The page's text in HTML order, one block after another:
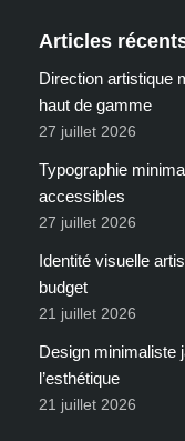
Articles
Direction artistique
haut de gamme
27 juillet 2026
Typographie
accessibles
27 juillet 2026
Identité visuelle
budget
21 juillet 2026
Design minimaliste
l’esthétique
21 juillet 2026